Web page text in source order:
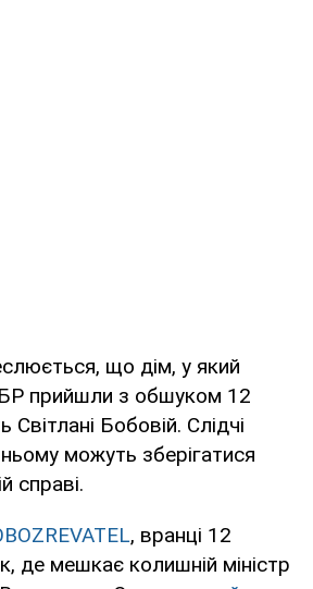
що дім, у який
прийшли з обшуком 12
Бобовій. Слідчі
можуть зберігатися
справі.
, вранці 12
де мешкає колишній міністр